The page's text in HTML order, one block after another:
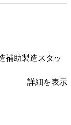
補助製造スタッ
詳細を表示